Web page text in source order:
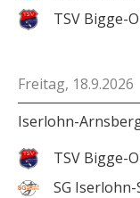
TSV Bigge-
Freitag, 18.9.2026
Iserlohn-
TSV Bigge-
SG